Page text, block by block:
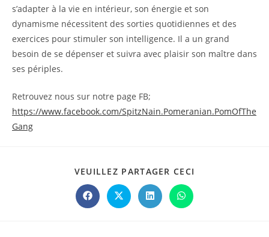
s’adapter à la vie en intérieur, son énergie et son
dynamisme nécessitent des sorties quotidiennes et des
exercices pour stimuler son intelligence. Il a un grand
besoin de se dépenser et suivra avec plaisir son maître dans
ses périples.
Retrouvez nous sur notre page FB;
https://www.facebook.com/SpitzNain.Pomeranian.PomOfThe
Gang
VEUILLEZ PARTAGER CECI